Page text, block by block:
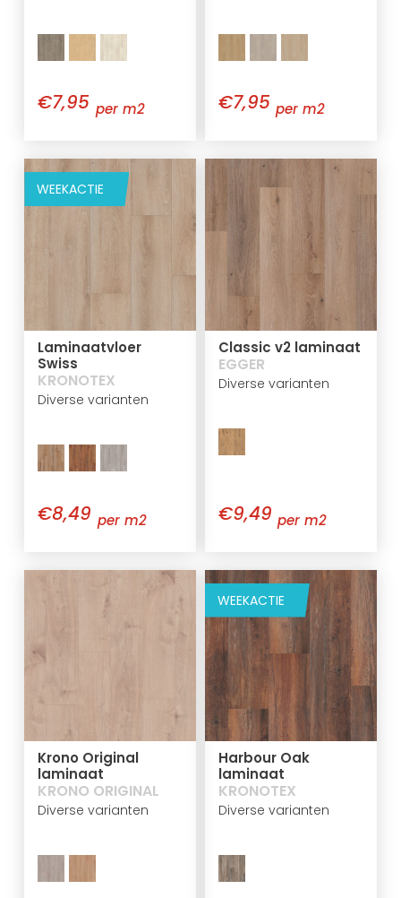
€7,95 per m2 €7,95 per m2
WEEKACTIE
Laminaatvloer
Swiss
KRONOTEX
Diverse varianten
€8,49 per m2
Classic v2 laminaat
EGGER
Diverse varianten
€9,49 per m2
Krono Original
laminaat
KRONO ORIGINAL
Diverse varianten
WEEKACTIE
Harbour Oak
laminaat
KRONOTEX
Diverse varianten